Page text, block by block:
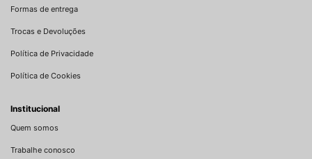
Formas de entrega
Trocas e Devoluções
Política de Privacidade
Política de Cookies
Institucional
Quem somos
Trabalhe conosco